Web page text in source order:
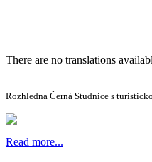
There are no translations
Rozhledna Černá Studnice s
Read more...